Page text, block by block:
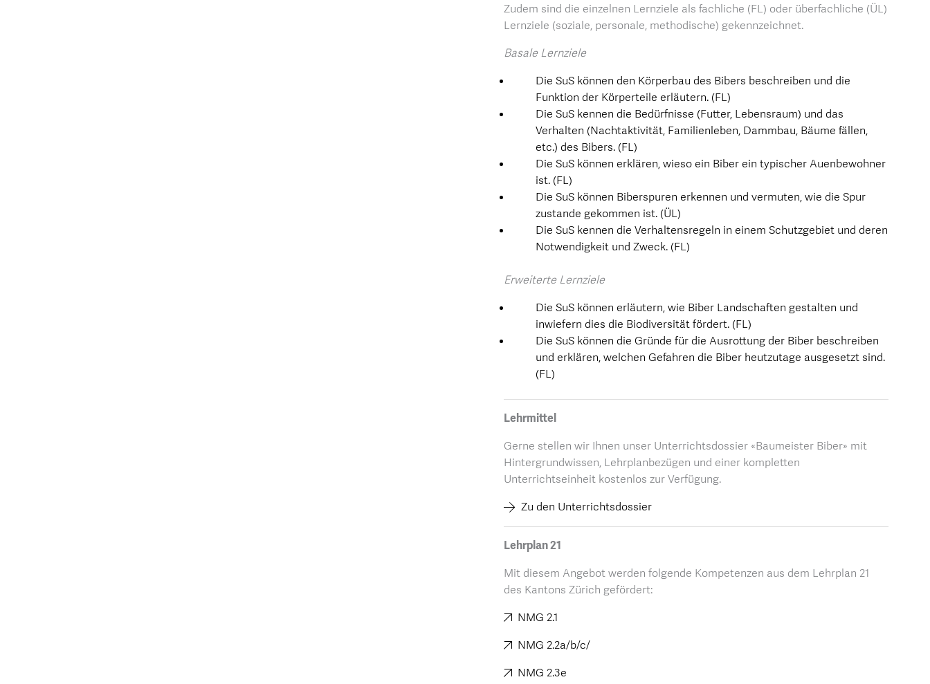
Zudem sind die einzelnen Lernziele als fachliche (FL) oder überfachliche (ÜL)
Lernziele (soziale, personale, methodische) gekennzeichnet.
Basale Lernziele
Die SuS können den Körperbau des Bibers beschreiben und die
Funktion der Körperteile erläutern. (FL)
Die SuS kennen die Bedürfnisse (Futter, Lebensraum) und das
Verhalten (Nachtaktivität, Familienleben, Dammbau, Bäume fällen,
etc.) des Bibers. (FL)
Die SuS können erklären, wieso ein Biber ein typischer Auenbewohner
ist. (FL)
Die SuS können Biberspuren erkennen und vermuten, wie die Spur
zustande gekommen ist. (ÜL)
Die SuS kennen die Verhaltensregeln in einem Schutzgebiet und deren
Notwendigkeit und Zweck. (FL)
Erweiterte Lernziele
Die SuS können erläutern, wie Biber Landschaften gestalten und
inwiefern dies die Biodiversität fördert. (FL)
Die SuS können die Gründe für die Ausrottung der Biber beschreiben
und erklären, welchen Gefahren die Biber heutzutage ausgesetzt sind.
(FL)
Lehrmittel
Gerne stellen wir Ihnen unser Unterrichtsdossier «Baumeister Biber» mit
Hintergrundwissen, Lehrplanbezügen und einer kompletten
Unterrichtseinheit kostenlos zur Verfügung.
Zu den Unterrichtsdossier
Lehrplan 21
Mit diesem Angebot werden folgende Kompetenzen aus dem Lehrplan 21
des Kantons Zürich gefördert:
NMG 2.1
NMG 2.2a/b/c/
NMG 2.3e